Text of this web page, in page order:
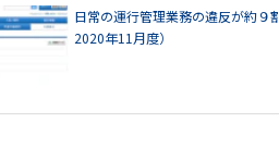
日常の運行管理業務の違反が約９
2020年11月度）